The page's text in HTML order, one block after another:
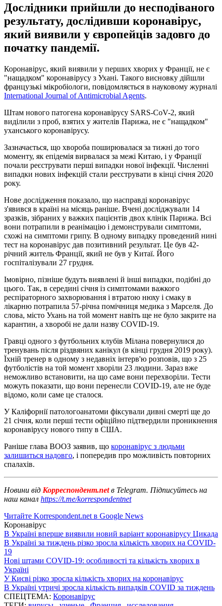
Дослідники прийшли до несподіваного
результату, дослідивши коронавірус,
який виявили у європейців задовго до
початку пандемії.
Коронавірус, який виявили у перших хворих у Франції, не є
"нащадком" коронавірусу з Ухані. Такого висновку дійшли
французькі мікробіологи, повідомляється в науковому журналі
International Journal of Antimicrobial Agents.
Штам нового патогена коронавірусу SARS-CoV-2, який
виділили з проб, взятих у жителів Парижа, не є "нащадком"
уханського коронавірусу.
Зазначається, що хвороба поширювалася за тижні до того
моменту, як епідемія вирвалася за межі Китаю, і у Франції
почали реєструвати перші випадки нової інфекції. Численні
випадки нових інфекцій стали реєструвати в кінці січня 2020
року.
Нове дослідження показало, що насправді коронавірус
з'явився в країні на місяць раніше. Вчені досліджували 14
зразків, зібраних у важких пацієнтів двох клінік Парижа. Всі
вони потрапили в реанімацію і демонстрували симптоми,
схожі на симптоми грипу. В одному випадку проведений нині
тест на коронавірус дав позитивний результат. Це був 42-
річний житель Франції, який не був у Китаї. Його
госпіталізували 27 грудня.
Імовірно, пізніше будуть виявлені й інші випадки, подібні до
цього. Так, в середині січня із симптомами важкого
респіраторного захворювання і втратою нюху і смаку в
лікарню потрапила 57-річна помічниця медика з Марселя. До
слова, місто Ухань на той момент навіть ще не було закрите на
карантин, а хворобі не дали назву COVID-19.
Гравці одного з футбольних клубів Мілана повернулися до
тренувань після різдвяних канікул (в кінці грудня 2019 року).
Їхній тренер в одному з недавніх інтерв'ю розповів, що з 25
футболістів на той момент хворіли 23 людини. Зараз вже
неможливо встановити, на що саме вони перехворіли. Тести
можуть показати, що вони перенесли COVID-19, але не буде
відомо, коли саме це сталося.
У Каліфорнії патологоанатоми фіксували дивні смерті ще до
21 січня, коли перші тести офіційно підтвердили проникнення
коронавірусу нового типу в США.
Раніше глава ВООЗ заявив, що коронавірус з людьми
залишиться надовго, і попередив про можливість повторних
спалахів.
Новини від Корреспондент.netв Telegram. Підписуйтесь на
наш канал https://t.me/korrespondentnet
Читайте Korrespondent.net в Google News
Коронавірус
В Україні вперше виявили новий варіант коронавірусу Цикада
В Україні за тиждень різко зросла кількість хворих на COVID-
19
Нові штами COVID-19: особливості та кількість хворих в
Україні
У Києві різко зросла кількість хворих на коронавірус
В Україні утричі зросла кількість випадків COVID за тиждень
СПЕЦТЕМА: Коронавірус